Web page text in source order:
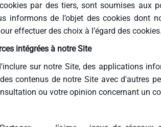
par des tiers, sont soumises aux
informons de l’objet des cookies dont
effectuer des choix à l’égard des cookies.
intégrées à notre Site
sur notre Site, des applications
contenus de notre Site avec d'autres
ou votre opinion concernant un